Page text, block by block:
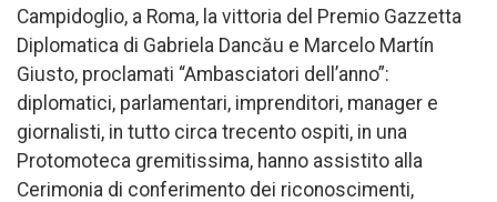
Campidoglio, a Roma, la vittoria del Premio Gazzetta
Diplomatica di Gabriela Dancău e Marcelo Martín
Giusto, proclamati “Ambasciatori dell’anno”:
diplomatici, parlamentari, imprenditori, manager e
giornalisti, in tutto circa trecento ospiti, in una
Protomoteca gremitissima, hanno assistito alla
Cerimonia di conferimento dei riconoscimenti,